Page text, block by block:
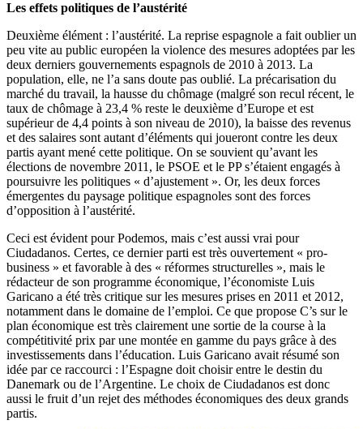
Les effets politiques de l’austérité
Deuxième élément : l’austérité. La reprise espagnole a fait oublierun
peu vite au public européen la violence des mesures adoptées par les
deux derniers gouvernements espagnols de 2010 à 2013. La
population, elle, ne l’a sans doute pas oublié. La précarisation du
marché du travail, la hausse du chômage (malgré son recul récent, le
taux de chômage à 23,4 % reste le deuxième d’Europe et est
supérieur de 4,4 points à son niveau de 2010), la baisse des revenus
et des salaires sont autant d’éléments qui joueront contre les deux
partis ayant mené cette politique. On se souvient qu’avant les
élections de novembre 2011, le PSOE et le PP s’étaient engagés à
poursuivre les politiques « d’ajustement ». Or, les deux forces
émergentes du paysage politique espagnoles sont des forces
d’opposition à l’austérité.
Ceci est évident pour Podemos, mais c’est aussi vrai pour
Ciudadanos. Certes, ce dernier parti est très ouvertement « pro-
business » et favorable à des « réformes structurelles », mais le
rédacteur de son programme économique, l’économiste Luis
Garicano a été très critique sur les mesures prises en 2011 et 2012,
notamment dans le domaine de l’emploi. Ce que propose C’s sur le
plan économique est très clairement une sortie de la course à la
compétitivité prix par une montée en gamme du pays grâce à des
investissements dans l’éducation. Luis Garicano avait résumé son
idée par ce raccourci : l’Espagne doit choisirentre le destin du
Danemark ou de l’Argentine. Le choix de Ciudadanos est donc
aussi le fruit d’un rejet des méthodes économiques des deux grands
partis.